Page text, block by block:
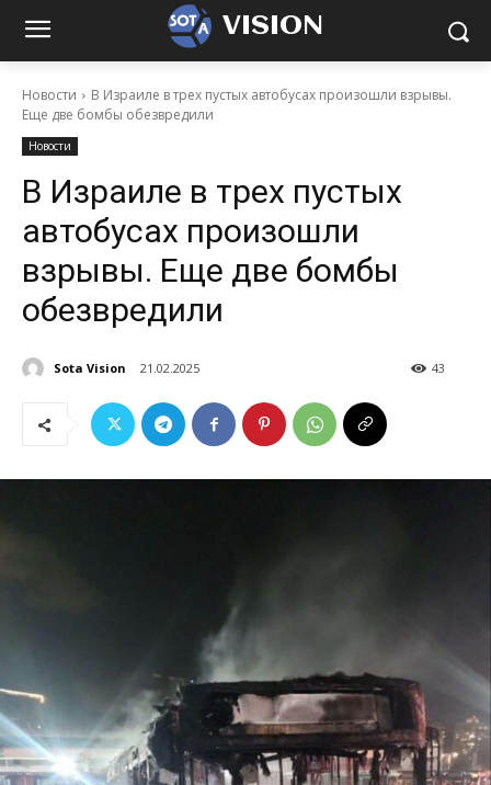
VISION
Новости
В Израиле в трех пустых автобусах произошли взрывы.
Еще две бомбы обезвредили
Новости
В Израиле в трех пустых
автобусах произошли
взрывы. Еще две бомбы
обезвредили
Sota Vision 21.02.2025 43